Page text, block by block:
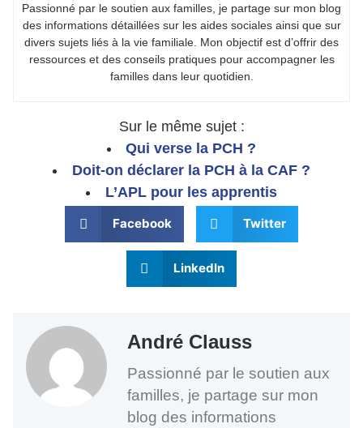
Passionné par le soutien aux familles, je partage sur mon blog
des informations détaillées sur les aides sociales ainsi que sur
divers sujets liés à la vie familiale. Mon objectif est d’offrir des
ressources et des conseils pratiques pour accompagner les
familles dans leur quotidien.
Sur le même sujet :
Qui verse la PCH ?
Doit-on déclarer la PCH à la CAF ?
L’APL pour les apprentis
Facebook Twitter
LinkedIn
André Clauss
Passionné par le soutien aux
familles, je partage sur mon
blog des informations